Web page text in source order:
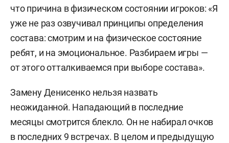
что причина в физическом состоянии игроков: «Я
уже не раз озвучивал принципы определения
состава: смотрим и на физическое состояние
ребят, и на эмоциональное. Разбираем игры —
от этого отталкиваемся при выборе состава».
Замену Денисенко нельзя назвать
неожиданной. Нападающий в последние
месяцы смотрится блекло. Он не набирал очков
в последних 9 встречах. В целом и предыдущую